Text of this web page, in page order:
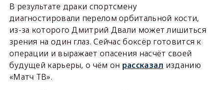
В результате драки спортсмену
диагностировали перелом орбитальной кости,
из-за которого Дмитрий Двали может лишиться
зрения на один глаз. Сейчас боксёр готовится к
операции и выражает опасения насчёт своей
будущей карьеры, о чём он рассказал изданию
«Матч ТВ».